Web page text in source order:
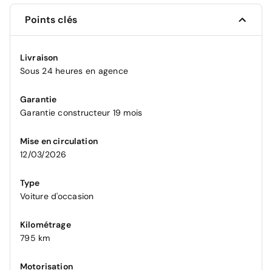
Points clés
Livraison
Sous 24 heures en agence
Garantie
Garantie constructeur 19 mois
Mise en circulation
12/03/2026
Type
Voiture d'occasion
Kilométrage
795 km
Motorisation